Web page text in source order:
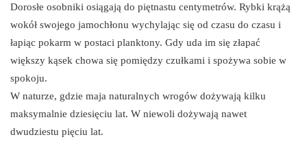
Dorosłe osobniki osiągają do piętnastu centymetrów. Rybki krążą
wokół swojego jamochłonu wychylając się od czasu do czasu i
łapiąc pokarm w postaci planktony. Gdy uda im się złapać
większy kąsek chowa się pomiędzy czułkami i spożywa sobie w
spokoju.
W naturze, gdzie maja naturalnych wrogów dożywają kilku
maksymalnie dziesięciu lat. W niewoli dożywają nawet
dwudziestu pięciu lat.